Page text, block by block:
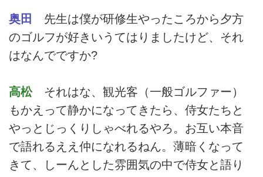
奥田
先生は僕が研修生やったころから夕方
のゴルフが好きいうてはりましたけど、それ
はなんでですか?
高松それはな、観光客（一般ゴルファー）
もかえって静かになってきたら、侍女たちと
やっとじっくりしゃべれるやろ。お互い本音
で語れるええ仲になれるねん。薄暗くなって
きて、しーんとした雰囲気の中で侍女と語り